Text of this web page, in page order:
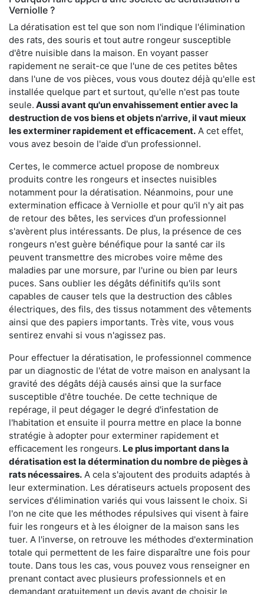
Verniolle ?
La dératisation est tel que son nom l'indique l'élimination
des rats, des souris et tout autre rongeur susceptible
d'être nuisible dans la maison. En voyant passer
rapidement ne serait-ce que l'une de ces petites bêtes
dans l'une de vos pièces, vous vous doutez déjà qu'elle est
installée quelque part et surtout, qu'elle n'est pas toute
seule. Aussi avant qu'un envahissement entier avec la
destruction de vos biens et objets n'arrive, il vaut mieux
les exterminer rapidement et efficacement. A cet effet,
vous avez besoin de l'aide d'un professionnel.
Certes, le commerce actuel propose de nombreux
produits contre les rongeurs et insectes nuisibles
notamment pour la dératisation. Néanmoins, pour une
extermination efficace à Verniolle et pour qu'il n'y ait pas
de retour des bêtes, les services d'un professionnel
s'avèrent plus intéressants. De plus, la présence de ces
rongeurs n'est guère bénéfique pour la santé car ils
peuvent transmettre des microbes voire même des
maladies par une morsure, par l'urine ou bien par leurs
puces. Sans oublier les dégâts définitifs qu'ils sont
capables de causer tels que la destruction des câbles
électriques, des fils, des tissus notamment des vêtements
ainsi que des papiers importants. Très vite, vous vous
sentirez envahi si vous n'agissez pas.
Pour effectuer la dératisation, le professionnel commence
par un diagnostic de l'état de votre maison en analysant la
gravité des dégâts déjà causés ainsi que la surface
susceptible d'être touchée. De cette technique de
repérage, il peut dégager le degré d'infestation de
l'habitation et ensuite il pourra mettre en place la bonne
stratégie à adopter pour exterminer rapidement et
efficacement les rongeurs. Le plus important dans la
dératisation est la détermination du nombre de pièges à
rats nécessaires. A cela s'ajoutent des produits adaptés à
leur extermination. Les dératiseurs actuels proposent des
services d'élimination variés qui vous laissent le choix. Si
l'on ne cite que les méthodes répulsives qui visent à faire
fuir les rongeurs et à les éloigner de la maison sans les
tuer. A l'inverse, on retrouve les méthodes d'extermination
totale qui permettent de les faire disparaître une fois pour
toute. Dans tous les cas, vous pouvez vous renseigner en
prenant contact avec plusieurs professionnels et en
demandant gratuitement un devis avant de choisir le